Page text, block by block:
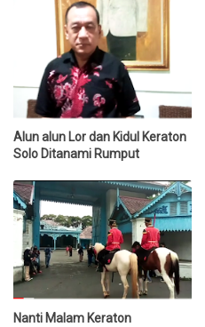
Alun alun Lor dan Kidul Keraton
Solo Ditanami Rumput
Nanti Malam Keraton